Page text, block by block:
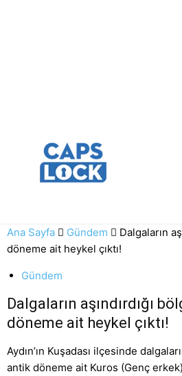
Ana Sayfa Gündem
Dalgaların
döneme ait heykel çıktı!
Gündem
Dalgaların aşındırdığı
döneme ait heykel çıktı!
Aydın’ın Kuşadası ilçesinde
antik döneme ait Kuros (Genç